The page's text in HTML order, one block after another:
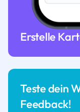
Erstelle
Teste dein
Feedback!